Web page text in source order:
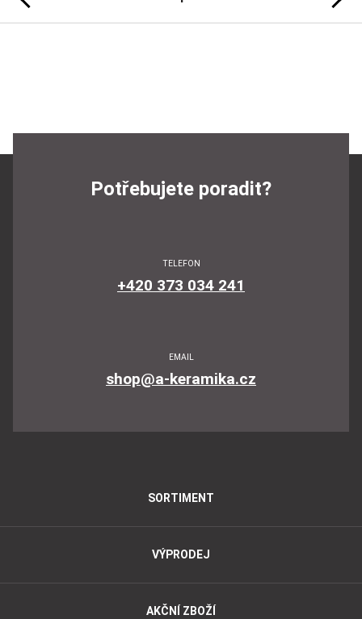
Potřebujete poradit?
TELEFON
+420 373 034 241
EMAIL
shop@a-keramika.cz
SORTIMENT
VÝPRODEJ
AKČNÍ ZBOŽÍ